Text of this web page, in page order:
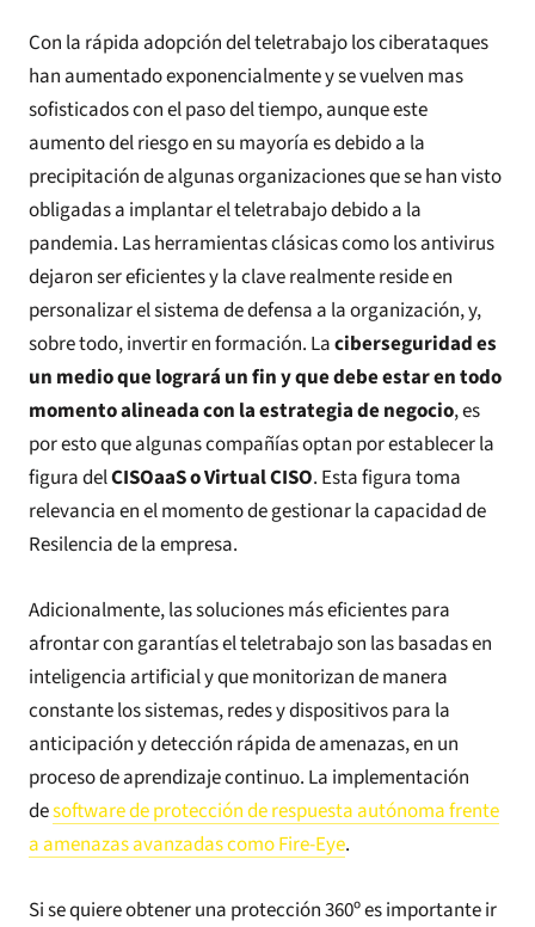
Con la rápida adopción del teletrabajo los ciberataques
han aumentado exponencialmente y se vuelven mas
sofisticados con el paso del tiempo, aunque este
aumento del riesgo en su mayoría es debido a la
precipitación de algunas organizaciones que se han visto
obligadas a implantar el teletrabajo debido a la
pandemia. Las herramientas clásicas como los antivirus
dejaron ser eficientes y la clave realmente reside en
personalizar el sistema de defensa a la organización, y,
sobre todo,invertir en formación. Laciberseguridad es
un medio que logrará un fin y que debe estar en todo
momento alineada con la estrategia de negocio, es
por esto que algunas compañías optan por establecer la
figura delCISOaaS o Virtual CISO. Esta figura toma
relevancia en el momento de gestionar la capacidad de
Resilencia de la empresa.
Adicionalmente, las soluciones más eficientes para
afrontar con garantías el teletrabajo son las basadas en
inteligencia artificial y que monitorizan de manera
constante los sistemas, redes y dispositivos para la
anticipación y detección rápida de amenazas, en un
proceso de aprendizaje continuo. La implementación
desoftware de protección de respuesta autónoma frente
a amenazas avanzadas como Fire-Eye.
Si se quiere obtener una protección 360º es importante ir